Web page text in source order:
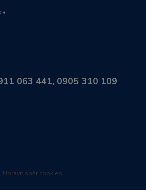
063 441, 0905 310 109
Upravit sběr cookies.